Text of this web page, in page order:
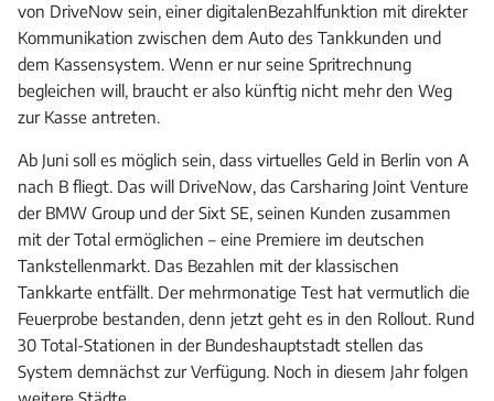
von DriveNow sein, einer digitalenBezahlfunktion mit direkter
Kommunikation zwischen dem Auto des Tankkunden und
dem Kassensystem. Wenn er nur seine Spritrechnung
begleichen will, braucht er also künftig nicht mehr den Weg
zur Kasse antreten.
Ab Juni soll es möglich sein, dass virtuelles Geld in Berlin von A
nach B fliegt. Das will DriveNow, das Carsharing Joint Venture
der BMW Group und der Sixt SE, seinen Kunden zusammen
mit der Total ermöglichen – eine Premiere im deutschen
Tankstellenmarkt. Das Bezahlen mit der klassischen
Tankkarte entfällt. Der mehrmonatige Test hat vermutlich die
Feuerprobe bestanden, denn jetzt geht es in den Rollout. Rund
30 Total-Stationen in der Bundeshauptstadt stellen das
System demnächst zur Verfügung. Noch in diesem Jahr folgen